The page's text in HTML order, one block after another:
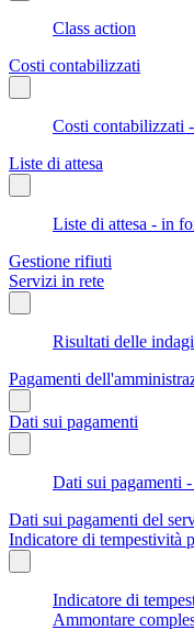
Class action
Costi contabilizzati
Costi contabilizzati
Liste di attesa
Liste di attesa - in
Gestione rifiuti
Servizi in rete
Risultati delle
Pagamenti
Dati sui pagamenti
Dati sui pagamenti
Dati sui pagamenti del
Indicatore di tempestività
Indicatore di
Ammontare